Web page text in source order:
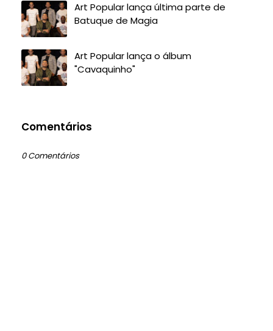
Art Popular lança última parte de
Batuque de Magia
Art Popular lança o álbum
"Cavaquinho"
Comentários
0 Comentários